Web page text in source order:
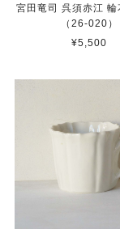
宮田竜司 呉須赤江 輪
（26-020）
¥5,500